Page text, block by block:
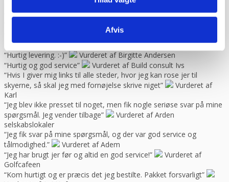
Afvis
problemer. Gode priser, mm.”
Vurderet af Patricia
“Hjemmeside nem og hurtig at overskue samt hurtig betjening”
“Hurtig køb og hurtig levering ! Ikke så meget pjat “
Helle
“Hurtig levering. :-)”
Vurderet af Birgitte Andersen
“Hurtig og god service”
Vurderet af Build consult Ivs
“Hvis I giver mig links til alle steder, hvor jeg kan rose jer til
skyerne, så skal jeg med fornøjelse skrive niget”
Vurderet af
Karl
“Jeg blev ikke presset til noget, men fik nogle seriøse svar på mine
spørgsmål. Jeg vender tilbage”
Vurderet af Arden
selskabslokaler
“Jeg fik svar på mine spørgsmål, og der var god service og
tålmodighed.”
Vurderet af Adem
“Jeg har brugt jer før og altid en god service!”
Vurderet af
Golfcafeen
“Kom hurtigt og er præcis det jeg bestilte. Pakket forsvarligt”